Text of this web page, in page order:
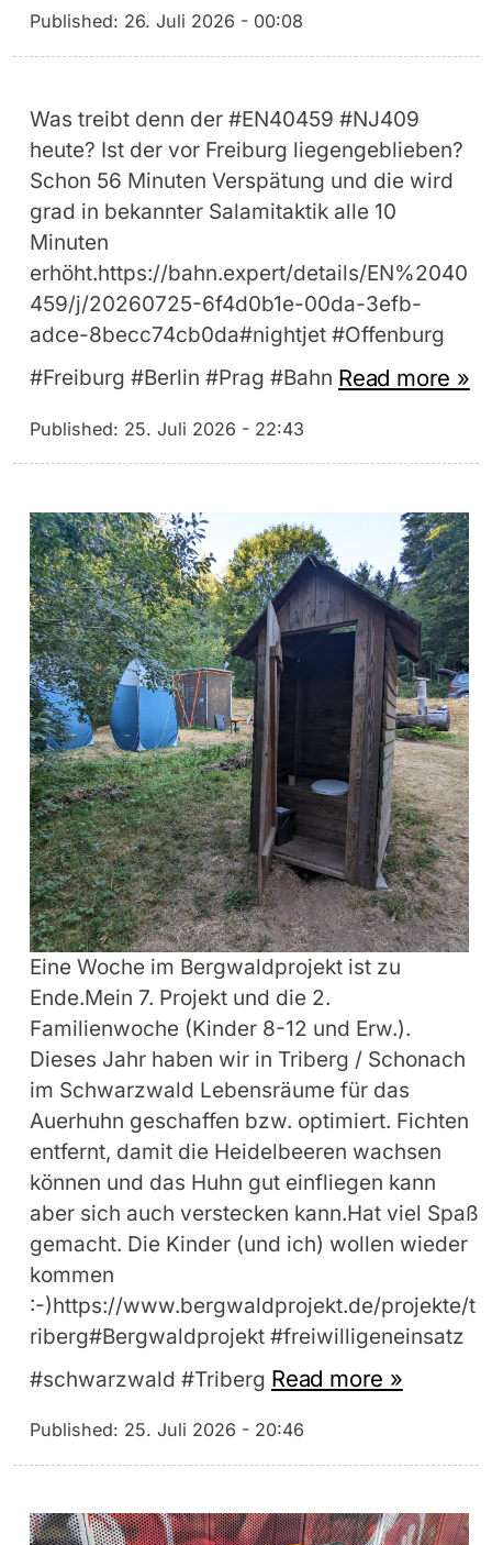
Published: 26. Juli 2026 - 00:08
Was treibt denn der #EN40459 #NJ409
heute? Ist der vor Freiburg liegengeblieben?
Schon 56 Minuten Verspätung und die wird
grad in bekannter Salamitaktik alle 10
Minuten
erhöht.https://bahn.expert/details/EN%2040
459/j/20260725-6f4d0b1e-00da-3efb-
adce-8becc74cb0da#nightjet #Offenburg
#Freiburg #Berlin #Prag #Bahn Read more »
Published: 25. Juli 2026 - 22:43
Eine Woche im Bergwaldprojekt ist zu
Ende.Mein 7. Projekt und die 2.
Familienwoche (Kinder 8-12 und Erw.).
Dieses Jahr haben wir in Triberg / Schonach
im Schwarzwald Lebensräume für das
Auerhuhn geschaffen bzw. optimiert. Fichten
entfernt, damit die Heidelbeeren wachsen
können und das Huhn gut einfliegen kann
aber sich auch verstecken kann.Hat viel Spaß
gemacht. Die Kinder (und ich) wollen wieder
kommen
:-)https://www.bergwaldprojekt.de/projekte/t
riberg#Bergwaldprojekt #freiwilligeneinsatz
#schwarzwald #Triberg Read more »
Published: 25. Juli 2026 - 20:46